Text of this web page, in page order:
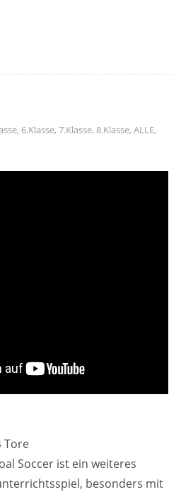
, 6.Klasse, 7.Klasse, 8.Klasse, ALLE,
Tore
Soccer ist ein weiteres
besonders mit